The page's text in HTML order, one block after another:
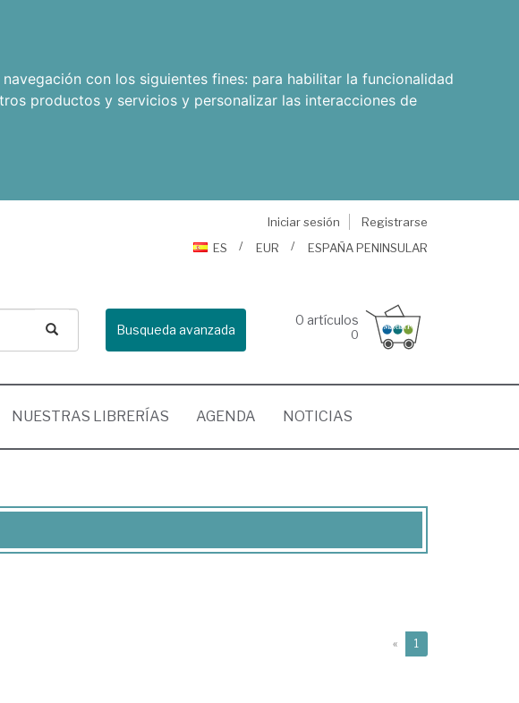
con los siguientes fines: para habilitar la funcionalidad
productos y servicios y personalizar las interacciones de
Iniciar sesión
Registrarse
ES
EUR ESPAÑA PENINSULAR
Busqueda avanzada
0 artículos
0
NUESTRAS LIBRERÍAS AGENDA NOTICIAS
« 1